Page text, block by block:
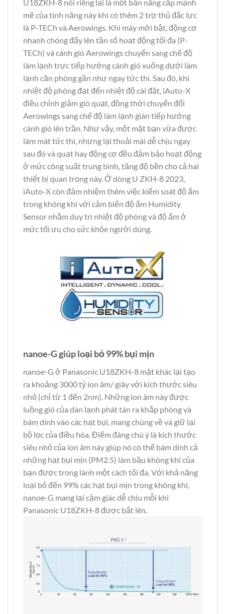
U18ZKH-8 nói riêng lại là một bản nâng cấp mạnh
mẽ của tính năng này khi có thêm 2 trợ thủ đắc lực
là P-TECh và Aerowings. Khi máy mới bật, động cơ
nhanh chóng đẩy lên tần số hoạt động tối đa (P-
TECh) và cánh gió Aerowings chuyển sang chế độ
làm lạnh trực tiếp hướng cánh gió xuống dưới làm
lạnh căn phòng gần như ngay tức thì. Sau đó, khi
nhiệt độ phòng đạt đến nhiệt độ cài đặt, iAuto-X
điều chỉnh giảm gió quạt, đồng thời chuyển đổi
Aerowings sang chế độ làm lạnh gián tiếp hướng
cánh gió lên trần. Như vậy, một mặt bạn vừa được
làm mát tức thì, nhưng lại thoải mái dễ chịu ngay
sau đó và quạt hay động cơ đều đảm bảo hoạt động
ở mức công suất trung bình, tăng độ bền cho cả hai
thiết bị quan trọng này. Ở dòng U ZKH-8 2023,
iAuto-X còn đảm nhiệm thêm việc kiểm soát độ ẩm
trong không khí với cảm biến độ ẩm Humidity
Sensor nhằm duy trì nhiệt độ phòng và độ ẩm ở
mức tối ưu cho sức khỏe người dùng.
nanoe-G giúp loại bỏ 99% bụi mịn
nanoe-G ở Panasonic U18ZKH-8 mặt khác lại tạo
ra khoảng 3000 tỷ ion âm/ giây với kích thước siêu
nhỏ (chỉ từ 1 đến 2nm). Những ion âm này được
luồng gió của dàn lạnh phát tán ra khắp phòng và
bám dính vào các hạt bụi, mang chúng về và giữ lại
bộ lọc của điều hòa. Điểm đáng chú ý là kích thước
siêu nhỏ của ion âm này giúp nó có thể bám dính cả
những hạt bụi mịn (PM2.5) làm bầu không khí của
bạn được trong lành một cách tối đa. Với khả năng
loại bỏ đến 99% các hạt bụi mịn trong không khí,
nanoe-G mang lại cảm giác dễ chịu mỗi khi
Panasonic U18ZKH-8 được bật lên.